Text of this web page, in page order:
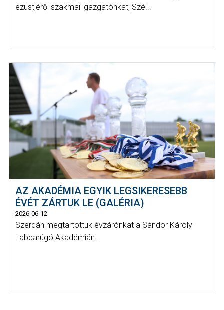
ezüstjéről szakmai igazgatónkat, Szé...
AZ AKADÉMIA EGYIK LEGSIKERESEBB
ÉVÉT ZÁRTUK LE (GALÉRIA)
2026-06-12
Szerdán megtartottuk évzárónkat a Sándor Károly
Labdarúgó Akadémián.